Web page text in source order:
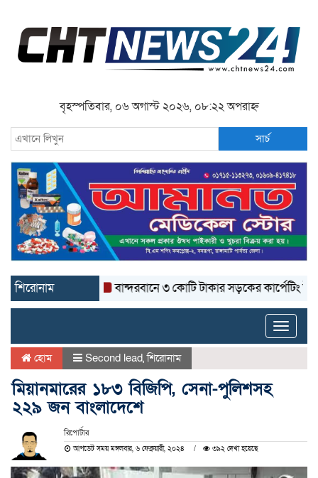
বৃহস্পতিবার, ০৬ অগাস্ট ২০২৬, ০৮:২২ অপরাহ্ন
সার্চ
শিরোনাম বান্দরবানে ৩ কোটি টাকার সড়কের কার্পেটিং উঠে যাচ্ছে
Toggle
হোম Second lead,শিরোনাম
মিয়ানমারের ১৮৩ বিজিপি, সেনা-পুলিশসহ
২২৯ জন বাংলাদেশে
রিপোর্টার
আপডেট সময় মঙ্গলবার, ৬ ফেব্রুয়ারী, ২০২৪ ৩৯২ দেখা হয়েছে